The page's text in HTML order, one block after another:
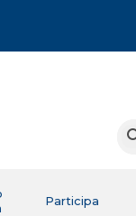
Participa